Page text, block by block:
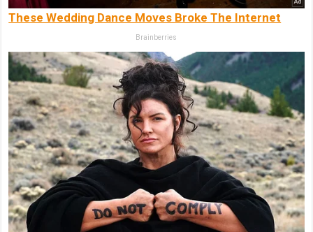
These Wedding Dance Moves Broke The Internet
Brainberries